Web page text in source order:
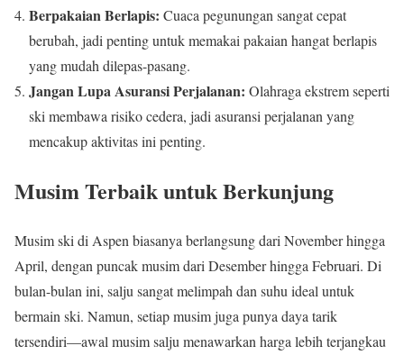
Berpakaian Berlapis: Cuaca pegunungan sangat cepat
berubah, jadi penting untuk memakai pakaian hangat berlapis
yang mudah dilepas-pasang.
Jangan Lupa Asuransi Perjalanan: Olahraga ekstrem seperti
ski membawa risiko cedera, jadi asuransi perjalanan yang
mencakup aktivitas ini penting.
Musim Terbaik untuk Berkunjung
Musim ski di Aspen biasanya berlangsung dari November hingga
April, dengan puncak musim dari Desember hingga Februari. Di
bulan-bulan ini, salju sangat melimpah dan suhu ideal untuk
bermain ski. Namun, setiap musim juga punya daya tarik
tersendiri—awal musim salju menawarkan harga lebih terjangkau